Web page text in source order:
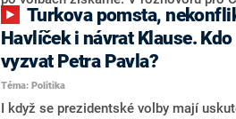
NEWS.
NEWS to řekl zakladatel hnutí a
Martin Kuba. Konkrétní nebyl, ale
například senátora Zdeňka Hrabu, který
součástí klubu ODS a TOP 09. Hraba to
redakce nevyloučil. Předseda klubu
Zdeněk Nytra redakci řekl, že počítá s
Havlíček i návrat Klause.
vyzvat Petra Pavla?
Téma: Politika
I když se prezidentské volby mají